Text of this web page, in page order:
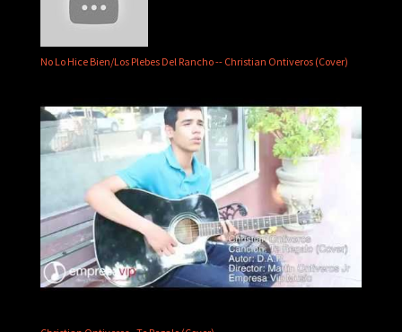
No Lo Hice Bien/Los Plebes Del Rancho -- Christian Ontiveros (Cover)